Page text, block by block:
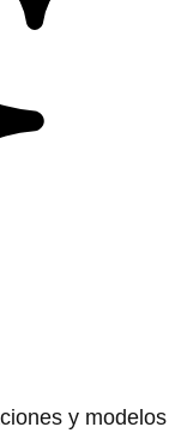
y modelos